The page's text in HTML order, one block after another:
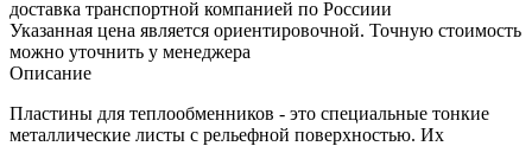
доставка транспортной компанией по Россиии
Указанная цена является ориентировочной. Точную стоимость
можно уточнить у менеджера
Описание
Пластины для теплообменников - это специальные тонкие
металлические листы с рельефной поверхностью. Их